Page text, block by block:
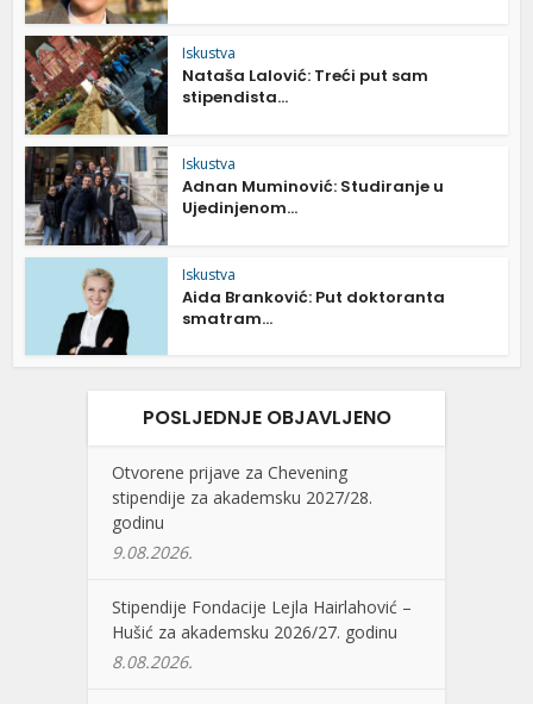
Iskustva
Nataša Lalović: Treći put sam
stipendista...
Iskustva
Adnan Muminović: Studiranje u
Ujedinjenom...
Iskustva
Aida Branković: Put doktoranta
smatram...
POSLJEDNJE OBJAVLJENO
Otvorene prijave za Chevening
stipendije za akademsku 2027/28.
godinu
9.08.2026.
Stipendije Fondacije Lejla Hairlahović –
Hušić za akademsku 2026/27. godinu
8.08.2026.